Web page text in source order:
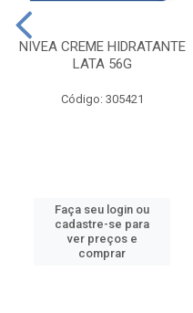
NIVEA CREME HIDRATANTE
LATA 56G
Código: 305421
Faça seu login ou
cadastre-se para
ver preços e
comprar